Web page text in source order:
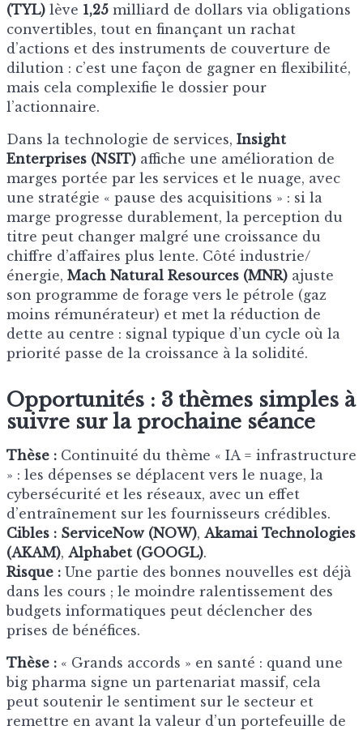
(TYL) lève 1,25 milliard de dollars via obligations
convertibles, tout en finançant un rachat
d’actions et des instruments de couverture de
dilution : c’est une façon de gagner en flexibilité,
mais cela complexifie le dossier pour
l’actionnaire.
Dans la technologie de services, Insight
Enterprises (NSIT) affiche une amélioration de
marges portée par les services et le nuage, avec
une stratégie « pause des acquisitions » : si la
marge progresse durablement, la perception du
titre peut changer malgré une croissance du
chiffre d’affaires plus lente. Côté industrie/
énergie, Mach Natural Resources (MNR) ajuste
son programme de forage vers le pétrole (gaz
moins rémunérateur) et met la réduction de
dette au centre : signal typique d’un cycle où la
priorité passe de la croissance à la solidité.
Opportunités : 3 thèmes simples à
suivre sur la prochaine séance
Thèse : Continuité du thème « IA = infrastructure
» : les dépenses se déplacent vers le nuage, la
cybersécurité et les réseaux, avec un effet
d’entraînement sur les fournisseurs crédibles.
Cibles : ServiceNow (NOW), Akamai Technologies
(AKAM), Alphabet (GOOGL).
Risque : Une partie des bonnes nouvelles est déjà
dans les cours ; le moindre ralentissement des
budgets informatiques peut déclencher des
prises de bénéfices.
Thèse : « Grands accords » en santé : quand une
big pharma signe un partenariat massif, cela
peut soutenir le sentiment sur le secteur et
remettre en avant la valeur d’un portefeuille de